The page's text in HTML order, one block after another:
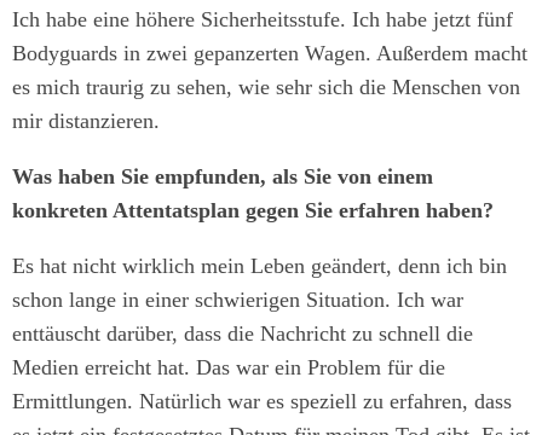
Ich habe eine höhere Sicherheitsstufe. Ich habe jetzt fünf
Bodyguards in zwei gepanzerten Wagen. Außerdem macht
es mich traurig zu sehen, wie sehr sich die Menschen von
mir distanzieren.
Was haben Sie empfunden, als Sie von einem
konkreten Attentatsplan gegen Sie erfahren haben?
Es hat nicht wirklich mein Leben geändert, denn ich bin
schon lange in einer schwierigen Situation. Ich war
enttäuscht darüber, dass die Nachricht zu schnell die
Medien erreicht hat. Das war ein Problem für die
Ermittlungen. Natürlich war es speziell zu erfahren, dass